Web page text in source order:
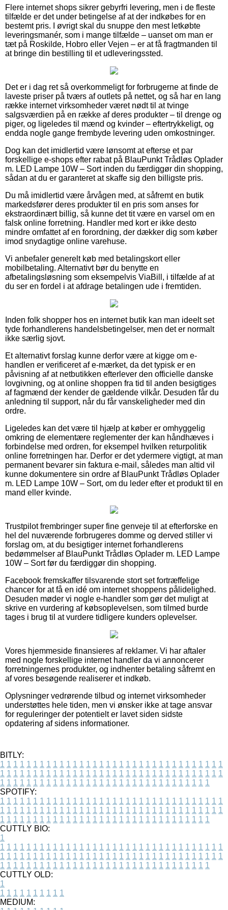
Flere internet shops sikrer gebyrfri levering, men i de fleste
tilfælde er det under betingelse af at der indkøbes for en
bestemt pris. I øvrigt skal du snuppe den mest letkøbte
leveringsmanér, som i mange tilfælde – uanset om man er
tæt på Roskilde, Hobro eller Vejen – er at få fragtmanden til
at bringe din bestilling til et udleveringssted.
Det er i dag ret så overkommeligt for forbrugerne at finde de
laveste priser på tværs af outlets på nettet, og så har en lang
række internet virksomheder været nødt til at tvinge
salgsværdien på en række af deres produkter – til drenge og
piger, og ligeledes til mænd og kvinder – eftertrykkeligt, og
endda nogle gange frembyde levering uden omkostninger.
Dog kan det imidlertid være lønsomt at efterse et par
forskellige e-shops efter rabat på BlauPunkt Trådløs Oplader
m. LED Lampe 10W – Sort inden du færdiggør din shopping,
sådan at du er garanteret at skaffe sig den billigste pris.
Du må imidlertid være årvågen med, at såfremt en butik
markedsfører deres produkter til en pris som anses for
ekstraordinært billig, så kunne det tit være en varsel om en
falsk online forretning. Handler med kort er ikke desto
mindre omfattet af en forordning, der dækker dig som køber
imod snydagtige online varehuse.
Vi anbefaler generelt køb med betalingskort eller
mobilbetaling. Alternativt bør du benytte en
afbetalingsløsning som eksempelvis ViaBill, i tilfælde af at
du ser en fordel i at afdrage betalingen ude i fremtiden.
Inden folk shopper hos en internet butik kan man ideelt set
tyde forhandlerens handelsbetingelser, men det er normalt
ikke særlig sjovt.
Et alternativt forslag kunne derfor være at kigge om e-
handlen er verificeret af e-mærket, da det typisk er en
påvisning af at netbutikken efterlever den officielle danske
lovgivning, og at online shoppen fra tid til anden besigtiges
af fagmænd der kender de gældende vilkår. Desuden får du
anledning til support, når du får vanskeligheder med din
ordre.
Ligeledes kan det være til hjælp at køber er omhyggelig
omkring de elementære reglementer der kan håndhæves i
forbindelse med ordren, for eksempel hvilken returpolitik
online forretningen har. Derfor er det ydermere vigtigt, at man
permanent bevarer sin faktura e-mail, således man altid vil
kunne dokumentere sin ordre af BlauPunkt Trådløs Oplader
m. LED Lampe 10W – Sort, om du leder efter et produkt til en
mand eller kvinde.
Trustpilot frembringer super fine genveje til at efterforske en
hel del nuværende forbrugeres domme og derved stiller vi
forslag om, at du besigtiger internet forhandlerens
bedømmelser af BlauPunkt Trådløs Oplader m. LED Lampe
10W – Sort før du færdiggør din shopping.
Facebook fremskaffer tilsvarende stort set fortræffelige
chancer for at få en idé om internet shoppens pålidelighed.
Desuden møder vi nogle e-handler som gør det muligt at
skrive en vurdering af købsoplevelsen, som tilmed burde
tages i brug til at vurdere tidligere kunders oplevelser.
Vores hjemmeside finansieres af reklamer. Vi har aftaler
med nogle forskellige internet handler da vi annoncerer
forretningernes produkter, og indhenter betaling såfremt en
af vores besøgende realiserer et indkøb.
Oplysninger vedrørende tilbud og internet virksomheder
understøttes hele tiden, men vi ønsker ikke at tage ansvar
for reguleringer der potentielt er lavet siden sidste
opdatering af sidens informationer.
BITLY:
1 1 1 1 1 1 1 1 1 1 1 1 1 1 1 1 1 1 1 1 1 1 1 1 1 1 1 1 1 1 1 1 1 1
1 1 1 1 1 1 1 1 1 1 1 1 1 1 1 1 1 1 1 1 1 1 1 1 1 1 1 1 1 1 1 1 1 1
1 1 1 1 1 1 1 1 1 1 1 1 1 1 1 1 1 1 1 1 1 1 1 1 1 1 1 1 1 1 1 1
SPOTIFY:
1 1 1 1 1 1 1 1 1 1 1 1 1 1 1 1 1 1 1 1 1 1 1 1 1 1 1 1 1 1 1 1 1 1
1 1 1 1 1 1 1 1 1 1 1 1 1 1 1 1 1 1 1 1 1 1 1 1 1 1 1 1 1 1 1 1 1 1
1 1 1 1 1 1 1 1 1 1 1 1 1 1 1 1 1 1 1 1 1 1 1 1 1 1 1 1 1 1 1 1
CUTTLY BIO:
1
1 1 1 1 1 1 1 1 1 1 1 1 1 1 1 1 1 1 1 1 1 1 1 1 1 1 1 1 1 1 1 1 1 1
1 1 1 1 1 1 1 1 1 1 1 1 1 1 1 1 1 1 1 1 1 1 1 1 1 1 1 1 1 1 1 1 1 1
1 1 1 1 1 1 1 1 1 1 1 1 1 1 1 1 1 1 1 1 1 1 1 1 1 1 1 1 1 1 1 1
CUTTLY OLD:
1
1 1 1 1 1 1 1 1 1 1
MEDIUM: